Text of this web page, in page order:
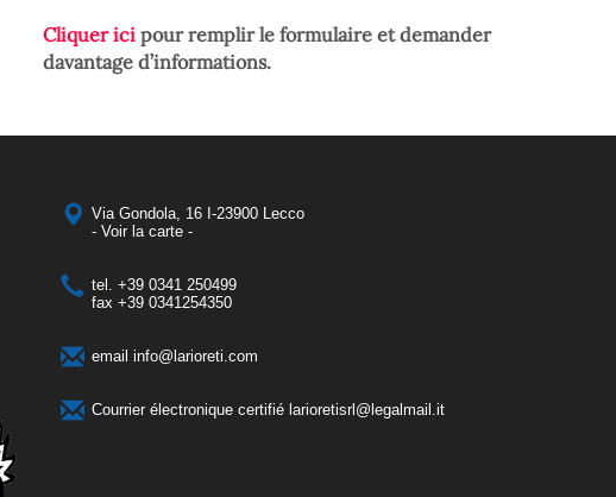
Cliquer ici pour remplir le formulaire et demander
davantage d’informations.
Via Gondola, 16 I-23900 Lecco
- Voir la carte -
tel. +39 0341 250499
fax +39 0341254350
email info@larioreti.com
Courrier électronique certifié larioretisrl@legalmail.it